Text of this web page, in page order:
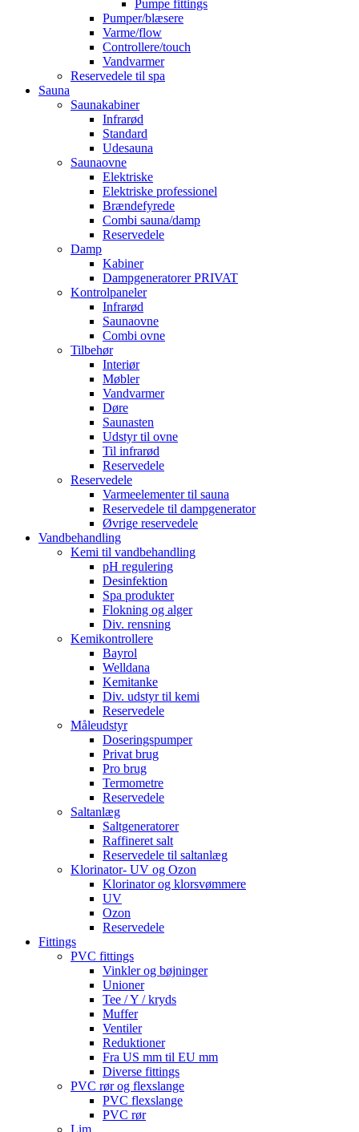
Pumpe fittings
Pumper/blæsere
Varme/flow
Controllere/touch
Vandvarmer
Reservedele til spa
Sauna
Saunakabiner
Infrarød
Standard
Udesauna
Saunaovne
Elektriske
Elektriske professionel
Brændefyrede
Combi sauna/damp
Reservedele
Damp
Kabiner
Dampgeneratorer PRIVAT
Kontrolpaneler
Infrarød
Saunaovne
Combi ovne
Tilbehør
Interiør
Møbler
Vandvarmer
Døre
Saunasten
Udstyr til ovne
Til infrarød
Reservedele
Reservedele
Varmeelementer til sauna
Reservedele til dampgenerator
Øvrige reservedele
Vandbehandling
Kemi til vandbehandling
pH regulering
Desinfektion
Spa produkter
Flokning og alger
Div. rensning
Kemikontrollere
Bayrol
Welldana
Kemitanke
Div. udstyr til kemi
Reservedele
Måleudstyr
Doseringspumper
Privat brug
Pro brug
Termometre
Reservedele
Saltanlæg
Saltgeneratorer
Raffineret salt
Reservedele til saltanlæg
Klorinator- UV og Ozon
Klorinator og klorsvømmere
UV
Ozon
Reservedele
Fittings
PVC fittings
Vinkler og bøjninger
Unioner
Tee / Y / kryds
Muffer
Ventiler
Reduktioner
Fra US mm til EU mm
Diverse fittings
PVC rør og flexslange
PVC flexslange
PVC rør
Lim